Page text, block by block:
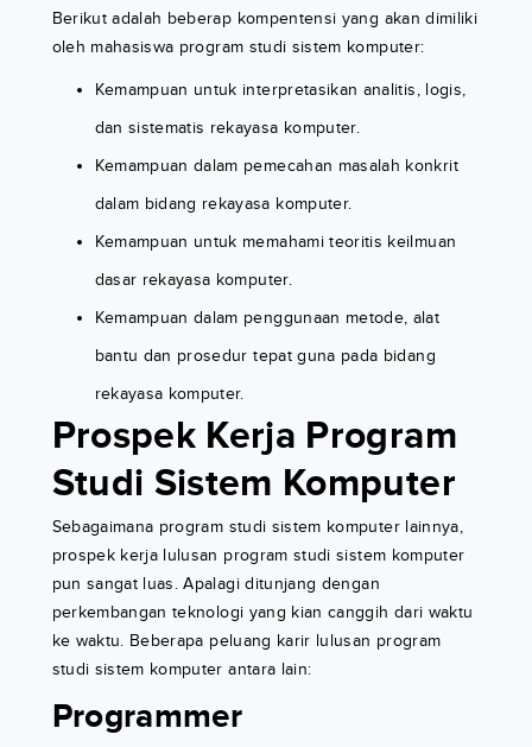
Berikut adalah beberap kompentensi yang akan dimiliki
oleh mahasiswa program studi sistem komputer:
Kemampuan untuk interpretasikan analitis, logis,
dan sistematis rekayasa komputer.
Kemampuan dalam pemecahan masalah konkrit
dalam bidang rekayasa komputer.
Kemampuan untuk memahami teoritis keilmuan
dasar rekayasa komputer.
Kemampuan dalam penggunaan metode, alat
bantu dan prosedur tepat guna pada bidang
rekayasa komputer.
Prospek Kerja Program
Studi Sistem Komputer
Sebagaimana program studi sistem komputer lainnya,
prospek kerja lulusan program studi sistem komputer
pun sangat luas. Apalagi ditunjang dengan
perkembangan teknologi yang kian canggih dari waktu
ke waktu. Beberapa peluang karir lulusan program
studi sistem komputer antara lain:
Programmer